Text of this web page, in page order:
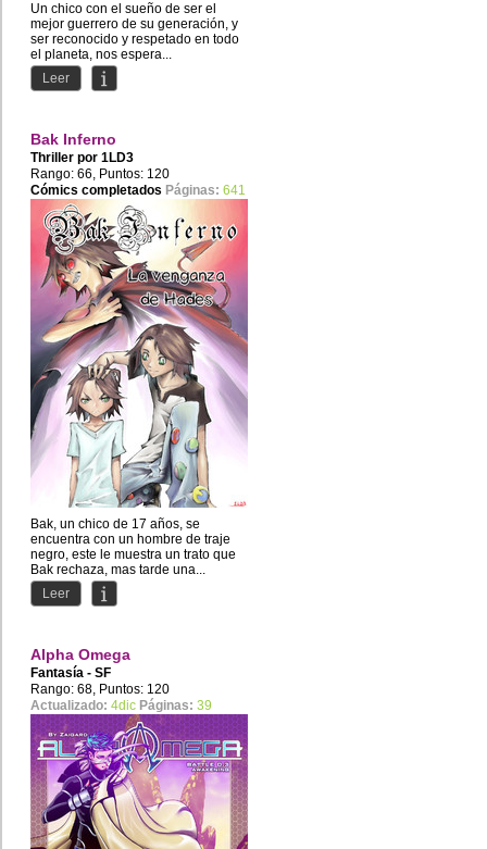
Un chico con el sueño de ser el
mejor guerrero de su generación, y
ser reconocido y respetado en todo
el planeta, nos espera...
Leer
Bak Inferno
Thriller por 1LD3
Rango: 66, Puntos: 120
Cómics completados Páginas: 641
Bak, un chico de 17 años, se
encuentra con un hombre de traje
negro, este le muestra un trato que
Bak rechaza, mas tarde una...
Leer
Alpha Omega
Fantasía - SF
Rango: 68, Puntos: 120
Actualizado: 4dic Páginas: 39